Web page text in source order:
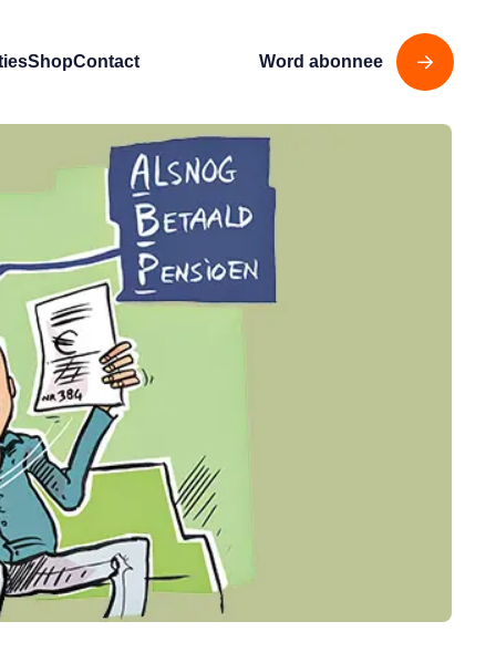
ShopContact Word abonnee